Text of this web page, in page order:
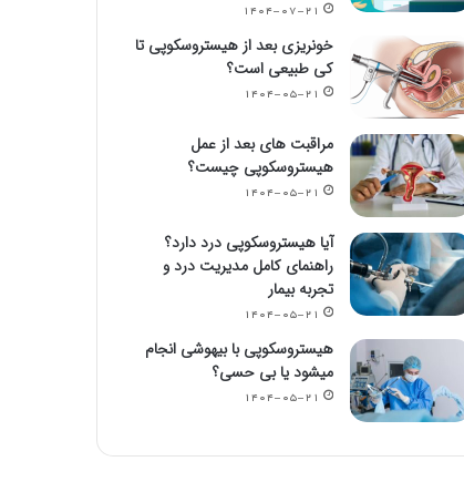
۱۴۰۴-۰۷-۲۱
خونریزی بعد از هیستروسکوپی تا
کی طبیعی است؟
۱۴۰۴-۰۵-۲۱
مراقبت های بعد از عمل
هیستروسکوپی چیست؟
۱۴۰۴-۰۵-۲۱
آیا هیستروسکوپی درد دارد؟
راهنمای کامل مدیریت درد و
تجربه بیمار
۱۴۰۴-۰۵-۲۱
هیستروسکوپی با بیهوشی انجام
میشود یا بی حسی؟
۱۴۰۴-۰۵-۲۱